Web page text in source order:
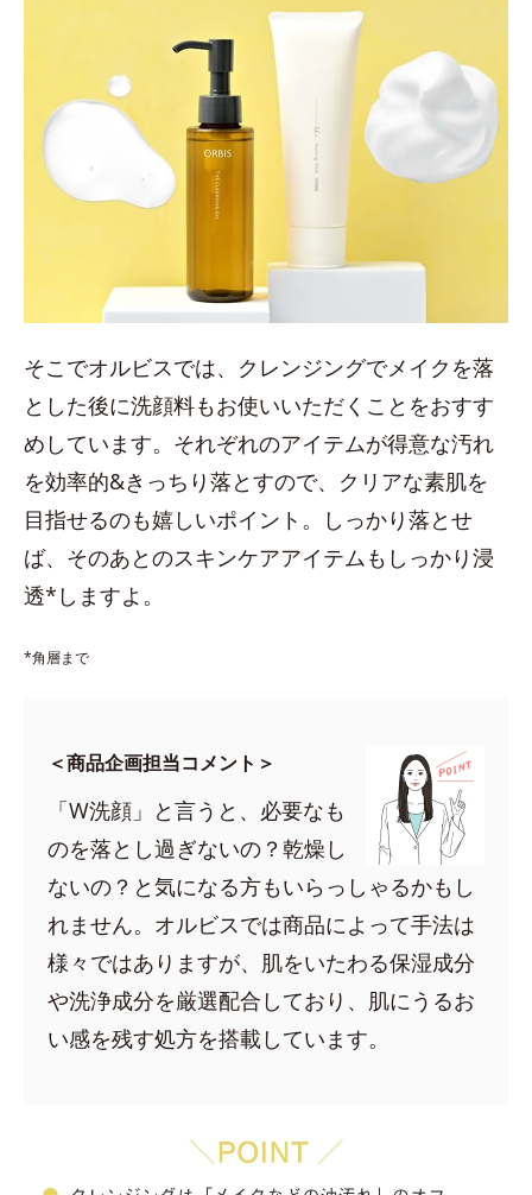
そこでオルビスでは、クレンジングでメイクを落
とした後に洗顔料もお使いいただくことをおすす
めしています。それぞれのアイテムが得意な汚れ
を効率的&きっちり落とすので、クリアな素肌を
目指せるのも嬉しいポイント。しっかり落とせ
ば、そのあとのスキンケアアイテムもしっかり浸
透*しますよ。
*角層まで
＜商品企画担当コメント＞
「W洗顔」と言うと、必要なも
のを落とし過ぎないの？乾燥し
ないの？と気になる方もいらっしゃるかもし
れません。オルビスでは商品によって手法は
様々ではありますが、肌をいたわる保湿成分
や洗浄成分を厳選配合しており、肌にうるお
い感を残す処方を搭載しています。